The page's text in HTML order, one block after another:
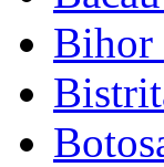
Bihor